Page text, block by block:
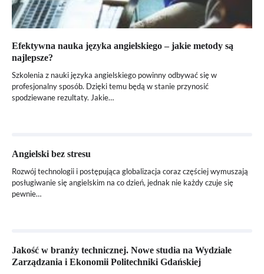
Efektywna nauka języka angielskiego – jakie metody są
najlepsze?
Szkolenia z nauki języka angielskiego powinny odbywać się w
profesjonalny sposób. Dzięki temu będą w stanie przynosić
spodziewane rezultaty. Jakie…
Angielski bez stresu
Rozwój technologii i postępująca globalizacja coraz częściej wymuszają
posługiwanie się angielskim na co dzień, jednak nie każdy czuje się
pewnie…
Jakość w branży technicznej. Nowe studia na Wydziale
Zarządzania i Ekonomii Politechniki Gdańskiej